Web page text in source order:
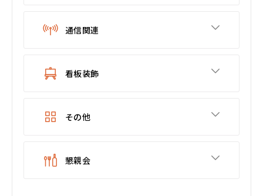
通信関連
看板装飾
その他
懇親会